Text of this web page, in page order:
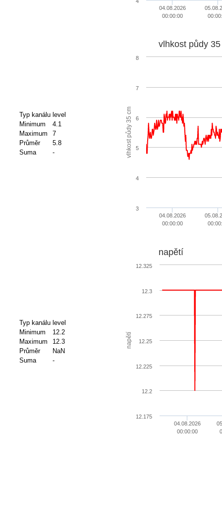
04.08.2026
00:00:00
Typ kanálu level
Minimum
4.1
Maximum
7
Průměr
5.8
Suma
- vlhkost půdy 35 cm
vlhkost půdy
04.08.2026
00:00:00
4
5
6
7
3
8
Typ kanálu level
Minimum
12.2
Maximum
12.3
Průměr
NaN
Suma
-
napětí
napětí
04.08.2026
00:00:00
12.175
12.2
12.225
12.25
12.275
12.3
12.325